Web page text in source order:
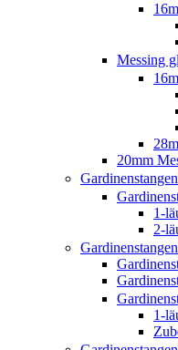
Messing
20mm
1-
2-
1-